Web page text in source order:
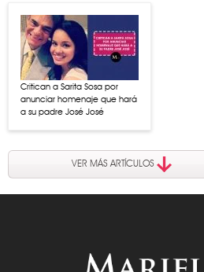
Critican a Sarita Sosa por
anunciar homenaje que hará
a su padre José José
VER MÁS ARTÍCULOS